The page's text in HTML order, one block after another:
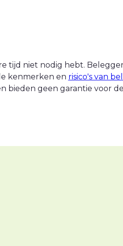
tijd niet nodig hebt.
kenmerken en risico's van
bieden geen garantie voor